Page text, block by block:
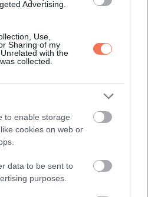
Advertising.
Use,
Sharing of my
with the
collected.
to enable storage
cookies on web or
data to be sent to
purposes.
via
Email